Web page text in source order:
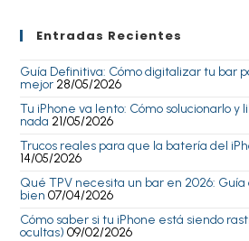
Entradas Recientes
Guía Definitiva: Cómo digitalizar tu bar
mejor 28/05/2026
Tu iPhone va lento: Cómo solucionarlo y
nada 21/05/2026
Trucos reales para que la batería del
14/05/2026
Qué TPV necesita un bar en 2026:
bien 07/04/2026
Cómo saber si tu iPhone está siendo
ocultas) 09/02/2026